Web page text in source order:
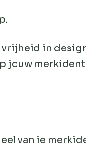
vrijheid in
jouw
van je